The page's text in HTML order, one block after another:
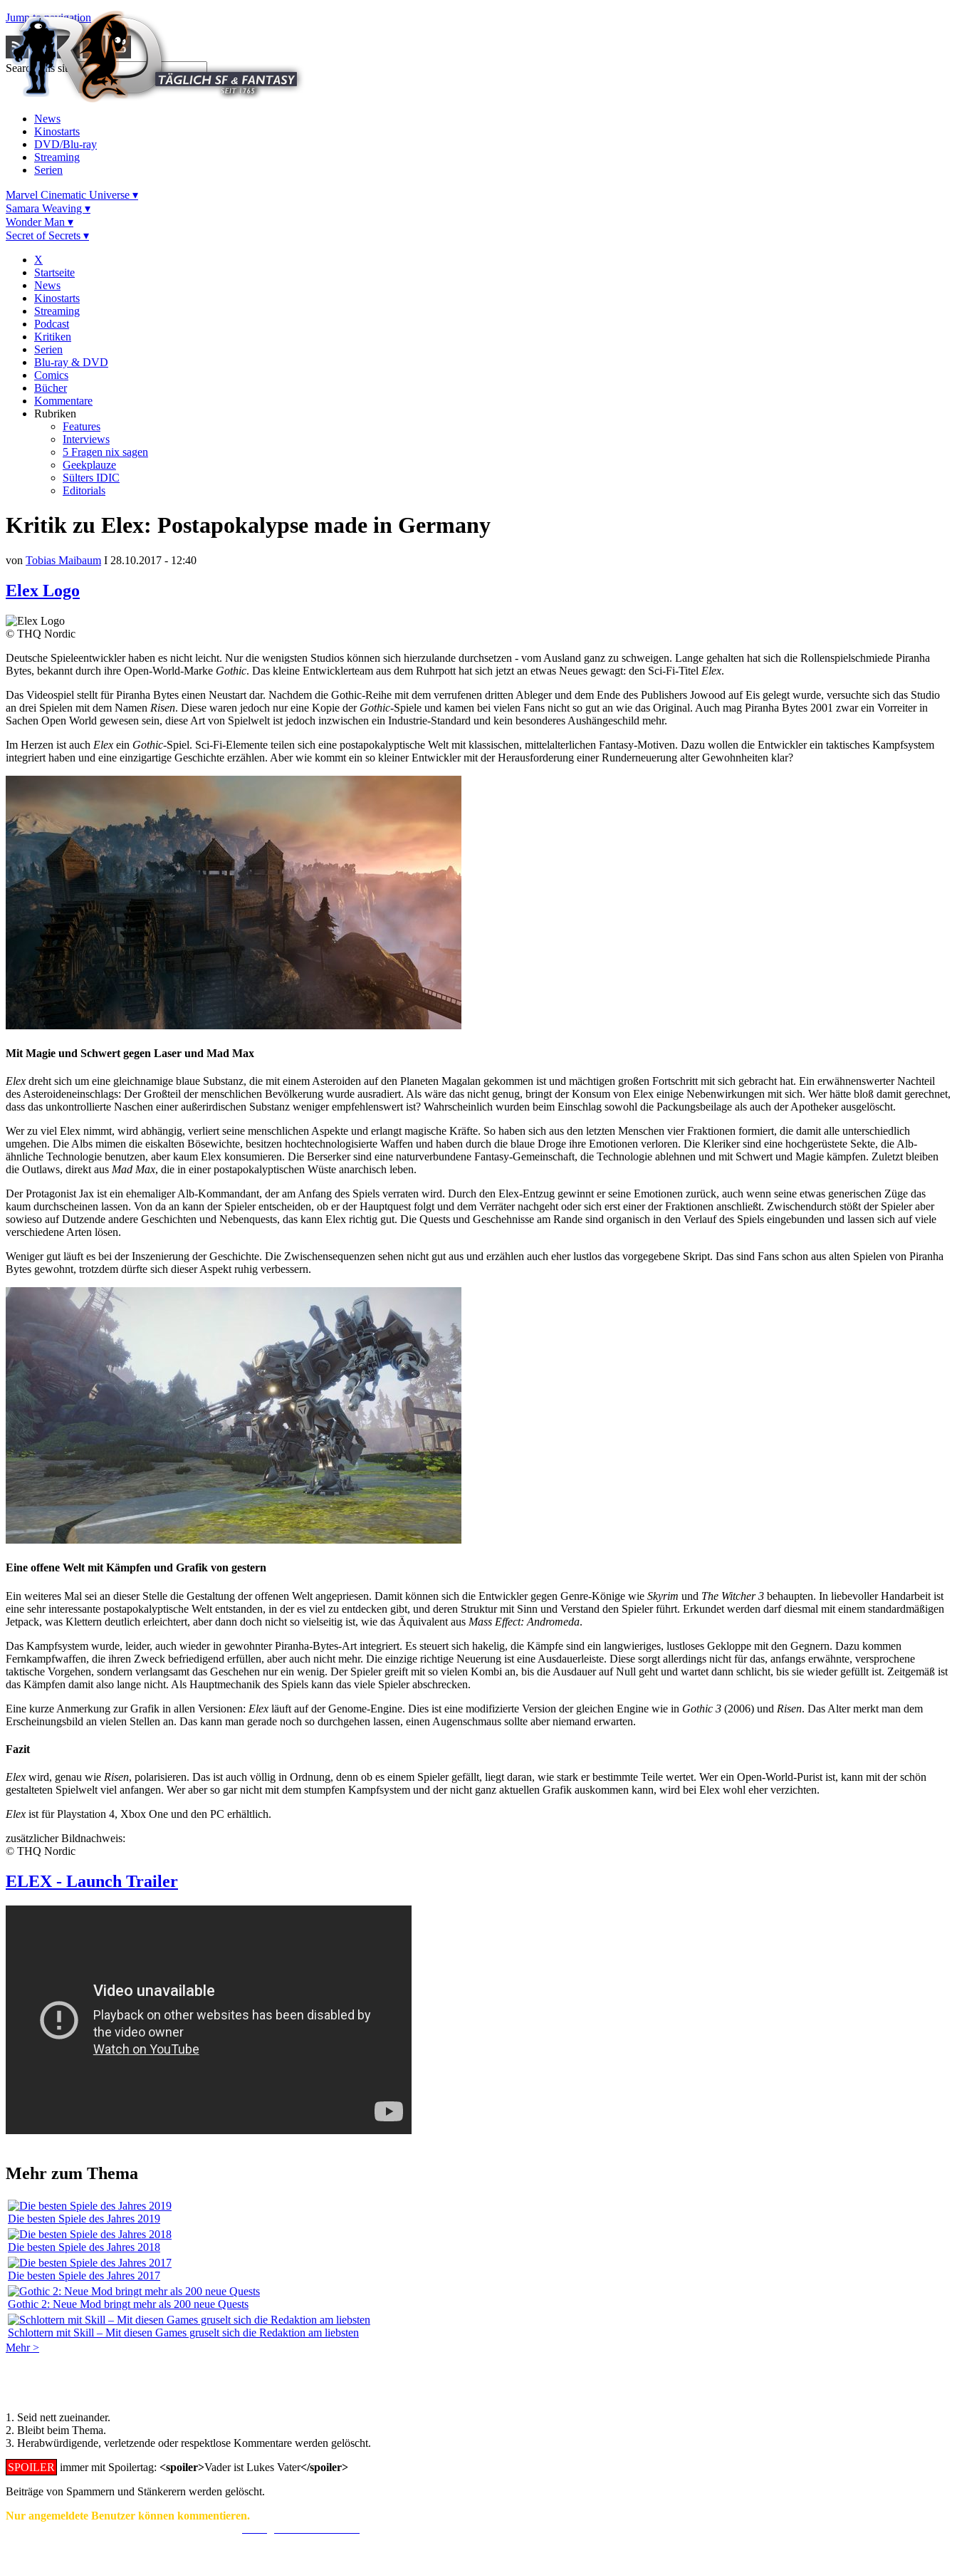
Jump to navigation
Search this site
News
Kinostarts
DVD/Blu-ray
Streaming
Serien
Marvel Cinematic Universe ▾
Samara Weaving ▾
Wonder Man ▾
Secret of Secrets ▾
X
Startseite
News
Kinostarts
Streaming
Podcast
Kritiken
Serien
Blu-ray & DVD
Comics
Bücher
Kommentare
Rubriken
Features
Interviews
5 Fragen nix sagen
Geekplauze
Sülters IDIC
Editorials
Kritik zu Elex: Postapokalypse made in Germany
von Tobias Maibaum I 28.10.2017 - 12:40
Elex Logo
© THQ Nordic
Deutsche Spieleentwickler haben es nicht leicht. Nur die wenigsten Studios können sich hierzulande durchsetzen - vom Ausland ganz zu schweigen. Lange gehalten hat sich die Rollenspielschmiede Piranha
Bytes, bekannt durch ihre Open-World-Marke Gothic. Das kleine Entwicklerteam aus dem Ruhrpott hat sich jetzt an etwas Neues gewagt: den Sci-Fi-Titel Elex.
Das Videospiel stellt für Piranha Bytes einen Neustart dar. Nachdem die Gothic-Reihe mit dem verrufenen dritten Ableger und dem Ende des Publishers Jowood auf Eis gelegt wurde, versuchte sich das Studio
an drei Spielen mit dem Namen Risen. Diese waren jedoch nur eine Kopie der Gothic-Spiele und kamen bei vielen Fans nicht so gut an wie das Original. Auch mag Piranha Bytes 2001 zwar ein Vorreiter in
Sachen Open World gewesen sein, diese Art von Spielwelt ist jedoch inzwischen ein Industrie-Standard und kein besonderes Aushängeschild mehr.
Im Herzen ist auch Elex ein Gothic-Spiel. Sci-Fi-Elemente teilen sich eine postapokalyptische Welt mit klassischen, mittelalterlichen Fantasy-Motiven. Dazu wollen die Entwickler ein taktisches Kampfsystem
integriert haben und eine einzigartige Geschichte erzählen. Aber wie kommt ein so kleiner Entwickler mit der Herausforderung einer Runderneuerung alter Gewohnheiten klar?
Mit Magie und Schwert gegen Laser und Mad Max
Elex dreht sich um eine gleichnamige blaue Substanz, die mit einem Asteroiden auf den Planeten Magalan gekommen ist und mächtigen großen Fortschritt mit sich gebracht hat. Ein erwähnenswerter Nachteil
des Asteroideneinschlags: Der Großteil der menschlichen Bevölkerung wurde ausradiert. Als wäre das nicht genug, bringt der Konsum von Elex einige Nebenwirkungen mit sich. Wer hätte bloß damit gerechnet,
dass das unkontrollierte Naschen einer außerirdischen Substanz weniger empfehlenswert ist? Wahrscheinlich wurden beim Einschlag sowohl die Packungsbeilage als auch der Apotheker ausgelöscht.
Wer zu viel Elex nimmt, wird abhängig, verliert seine menschlichen Aspekte und erlangt magische Kräfte. So haben sich aus den letzten Menschen vier Fraktionen formiert, die damit alle unterschiedlich
umgehen. Die Albs mimen die eiskalten Bösewichte, besitzen hochtechnologisierte Waffen und haben durch die blaue Droge ihre Emotionen verloren. Die Kleriker sind eine hochgerüstete Sekte, die Alb-
ähnliche Technologie benutzen, aber kaum Elex konsumieren. Die Berserker sind eine naturverbundene Fantasy-Gemeinschaft, die Technologie ablehnen und mit Schwert und Magie kämpfen. Zuletzt bleiben
die Outlaws, direkt aus Mad Max, die in einer postapokalyptischen Wüste anarchisch leben.
Der Protagonist Jax ist ein ehemaliger Alb-Kommandant, der am Anfang des Spiels verraten wird. Durch den Elex-Entzug gewinnt er seine Emotionen zurück, auch wenn seine etwas generischen Züge das
kaum durchscheinen lassen. Von da an kann der Spieler entscheiden, ob er der Hauptquest folgt und dem Verräter nachgeht oder sich erst einer der Fraktionen anschließt. Zwischendurch stößt der Spieler aber
sowieso auf Dutzende andere Geschichten und Nebenquests, das kann Elex richtig gut. Die Quests und Geschehnisse am Rande sind organisch in den Verlauf des Spiels eingebunden und lassen sich auf viele
verschiedene Arten lösen.
Weniger gut läuft es bei der Inszenierung der Geschichte. Die Zwischensequenzen sehen nicht gut aus und erzählen auch eher lustlos das vorgegebene Skript. Das sind Fans schon aus alten Spielen von Piranha
Bytes gewohnt, trotzdem dürfte sich dieser Aspekt ruhig verbessern.
Eine offene Welt mit Kämpfen und Grafik von gestern
Ein weiteres Mal sei an dieser Stelle die Gestaltung der offenen Welt angepriesen. Damit können sich die Entwickler gegen Genre-Könige wie Skyrim und The Witcher 3 behaupten. In liebevoller Handarbeit ist
eine sehr interessante postapokalyptische Welt entstanden, in der es viel zu entdecken gibt, und deren Struktur mit Sinn und Verstand den Spieler führt. Erkundet werden darf diesmal mit einem standardmäßigen
Jetpack, was Klettern deutlich erleichtert, aber dann doch nicht so vielseitig ist, wie das Äquivalent aus Mass Effect: Andromeda.
Das Kampfsystem wurde, leider, auch wieder in gewohnter Piranha-Bytes-Art integriert. Es steuert sich hakelig, die Kämpfe sind ein langwieriges, lustloses Gekloppe mit den Gegnern. Dazu kommen
Fernkampfwaffen, die ihren Zweck befriedigend erfüllen, aber auch nicht mehr. Die einzige richtige Neuerung ist eine Ausdauerleiste. Diese sorgt allerdings nicht für das, anfangs erwähnte, versprochene
taktische Vorgehen, sondern verlangsamt das Geschehen nur ein wenig. Der Spieler greift mit so vielen Kombi an, bis die Ausdauer auf Null geht und wartet dann schlicht, bis sie wieder gefüllt ist. Zeitgemäß ist
das Kämpfen damit also lange nicht. Als Hauptmechanik des Spiels kann das viele Spieler abschrecken.
Eine kurze Anmerkung zur Grafik in allen Versionen: Elex läuft auf der Genome-Engine. Dies ist eine modifizierte Version der gleichen Engine wie in Gothic 3 (2006) und Risen. Das Alter merkt man dem
Erscheinungsbild an vielen Stellen an. Das kann man gerade noch so durchgehen lassen, einen Augenschmaus sollte aber niemand erwarten.
Fazit
Elex wird, genau wie Risen, polarisieren. Das ist auch völlig in Ordnung, denn ob es einem Spieler gefällt, liegt daran, wie stark er bestimmte Teile wertet. Wer ein Open-World-Purist ist, kann mit der schön
gestalteten Spielwelt viel anfangen. Wer aber so gar nicht mit dem stumpfen Kampfsystem und der nicht ganz aktuellen Grafik auskommen kann, wird bei Elex wohl eher verzichten.
Elex ist für Playstation 4, Xbox One und den PC erhältlich.
zusätzlicher Bildnachweis:
© THQ Nordic
ELEX - Launch Trailer
Mehr zum Thema
Die besten Spiele des Jahres 2019
Die besten Spiele des Jahres 2018
Die besten Spiele des Jahres 2017
Gothic 2: Neue Mod bringt mehr als 200 neue Quests
Schlottern mit Skill – Mit diesen Games gruselt sich die Redaktion am liebsten
Mehr >
1. Seid nett zueinander.
2. Bleibt beim Thema.
3. Herabwürdigende, verletzende oder respektlose Kommentare werden gelöscht.
SPOILER immer mit Spoilertag: <spoiler>Vader ist Lukes Vater</spoiler>
Beiträge von Spammern und Stänkerern werden gelöscht.
Nur angemeldete Benutzer können kommentieren.